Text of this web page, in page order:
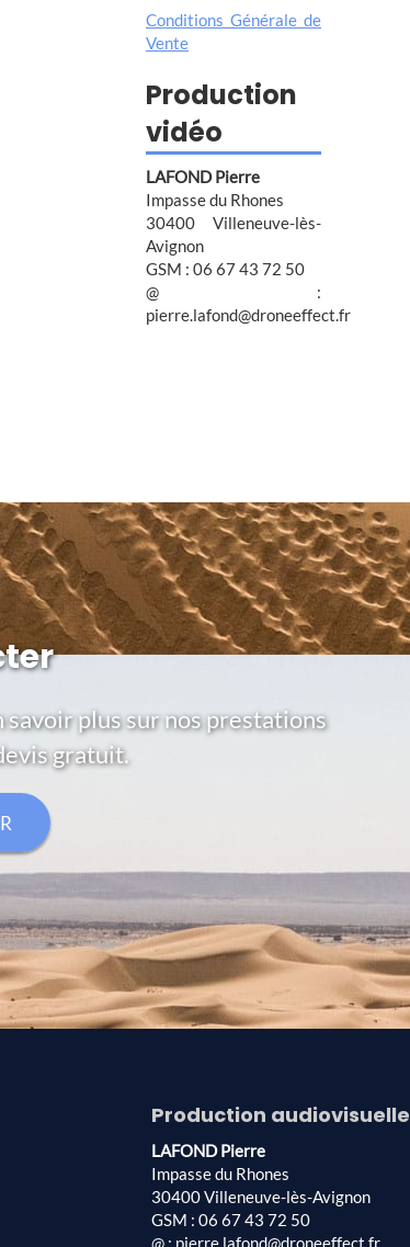
Conditions Générale de
Vente
Production
vidéo
LAFOND Pierre
Impasse du Rhones
30400 Villeneuve-lès-
Avignon
GSM : 06 67 43 72 50
@ :
pierre.lafond@droneeffect.fr
plus sur nos prestations
gratuit.
Production audiovisuelle
LAFOND Pierre
Impasse du Rhones
30400 Villeneuve-lès-Avignon
GSM : 06 67 43 72 50
@ : pierre.lafond@droneeffect.fr